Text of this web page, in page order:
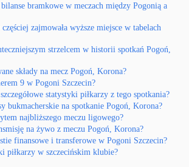
bramkowe w meczach między Pogonią a
zajmowała wyższe miejsce w tabelach
strzelcem w historii spotkań Pogoń,
składy na mecz Pogoń, Korona?
9 w Pogoni Szczecin?
statystyki piłkarzy z tego spotkania?
bukmacherskie na spotkanie Pogoń, Korona?
najbliższego meczu ligowego?
na żywo z meczu Pogoń, Korona?
finansowe i transferowe w Pogoni Szczecin?
piłkarzy w szczecińskim klubie?